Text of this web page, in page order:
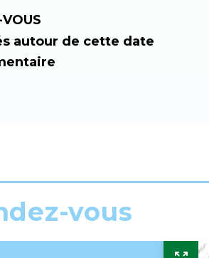
autour de cette date
vous